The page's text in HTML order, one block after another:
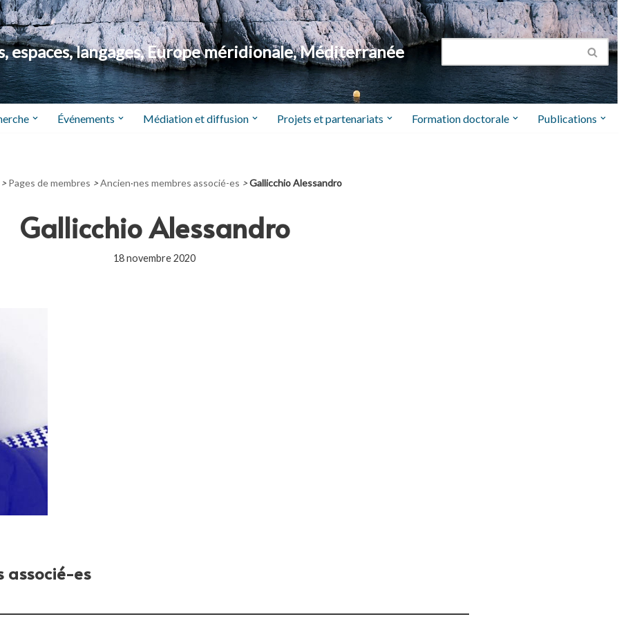
espaces, langages, Europe méridionale, Méditerranée
Événements Médiation et diffusion Projets et partenariats Formation doctorale Publications
> Pages de membres >Ancien·nes membres associé-es >Gallicchio Alessandro
Gallicchio Alessandro
18 novembre 2020
associé-es